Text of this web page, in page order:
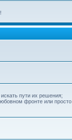
пути их решения;
фронте или просто